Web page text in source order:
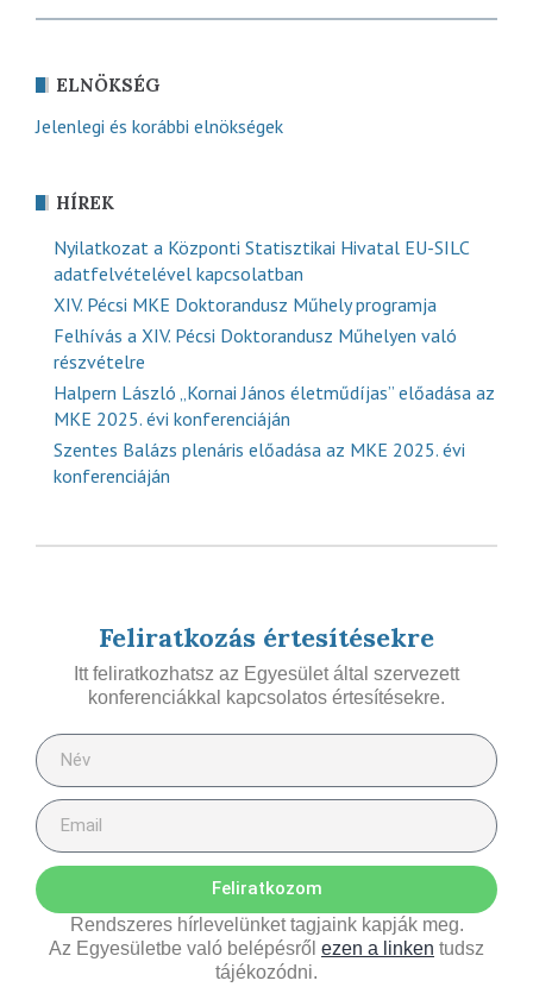
ELNÖKSÉG
Jelenlegi és korábbi elnökségek
HÍREK
Nyilatkozat a Központi Statisztikai Hivatal EU-SILC
adatfelvételével kapcsolatban
XIV. Pécsi MKE Doktorandusz Műhely programja
Felhívás a XIV. Pécsi Doktorandusz Műhelyen való
részvételre
Halpern László „Kornai János életműdíjas” előadása az
MKE 2025. évi konferenciáján
Szentes Balázs plenáris előadása az MKE 2025. évi
konferenciáján
Feliratkozás értesítésekre
Itt feliratkozhatsz az Egyesület által szervezett
konferenciákkal kapcsolatos értesítésekre.
Feliratkozom
Rendszeres hírlevelünket tagjaink kapják meg.
Az Egyesületbe való belépésről ezen a linken tudsz
tájékozódni.